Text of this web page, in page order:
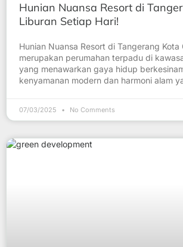
Hunian Nuansa Resort di
Liburan Setiap Hari!
Hunian Nuansa Resort di Tangerang Kota
merupakan perumahan terpadu di
yang menawarkan gaya hidup
kenyamanan modern dan harmoni alam
07/03/2025 No Comments